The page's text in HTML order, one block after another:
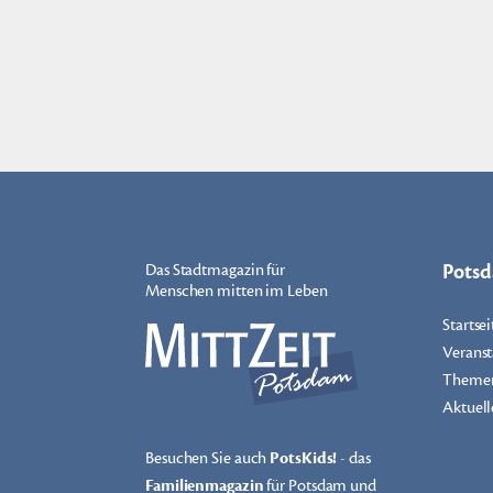
Das Stadtmagazin für
Menschen mitten im Leben
Besuchen Sie auch PotsKids!- das
Familienmagazinfür Potsdam und